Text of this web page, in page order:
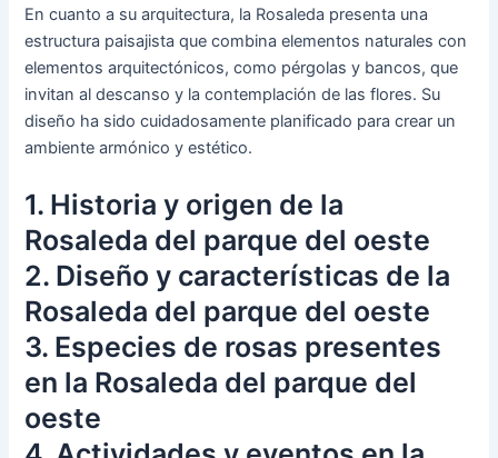
En cuanto a su arquitectura, la Rosaleda presenta una
estructura paisajista que combina elementos naturales con
elementos arquitectónicos, como pérgolas y bancos, que
invitan al descanso y la contemplación de las flores. Su
diseño ha sido cuidadosamente planificado para crear un
ambiente armónico y estético.
1. Historia y origen de la
Rosaleda del parque del oeste
2. Diseño y características de la
Rosaleda del parque del oeste
3. Especies de rosas presentes
en la Rosaleda del parque del
oeste